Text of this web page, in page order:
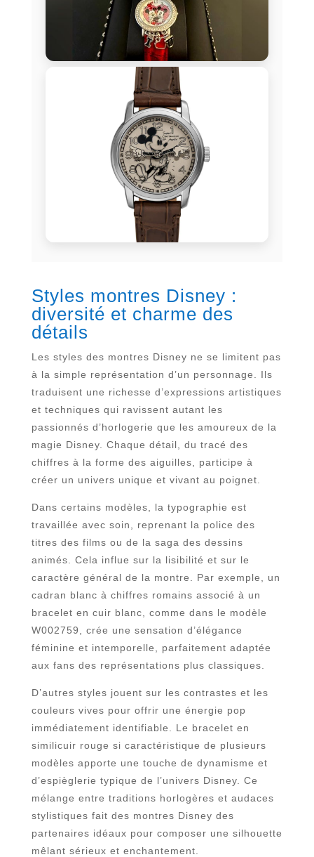
Styles montres Disney :
diversité et charme des
détails
Les styles des montres Disney ne se limitent pas
à la simple représentation d’un personnage. Ils
traduisent une richesse d’expressions artistiques
et techniques qui ravissent autant les
passionnés d’horlogerie que les amoureux de la
magie Disney. Chaque détail, du tracé des
chiffres à la forme des aiguilles, participe à
créer un univers unique et vivant au poignet.
Dans certains modèles, la typographie est
travaillée avec soin, reprenant la police des
titres des films ou de la saga des dessins
animés. Cela influe sur la lisibilité et sur le
caractère général de la montre. Par exemple, un
cadran blanc à chiffres romains associé à un
bracelet en cuir blanc, comme dans le modèle
W002759, crée une sensation d’élégance
féminine et intemporelle, parfaitement adaptée
aux fans des représentations plus classiques.
D’autres styles jouent sur les contrastes et les
couleurs vives pour offrir une énergie pop
immédiatement identifiable. Le bracelet en
similicuir rouge si caractéristique de plusieurs
modèles apporte une touche de dynamisme et
d’espièglerie typique de l’univers Disney. Ce
mélange entre traditions horlogères et audaces
stylistiques fait des montres Disney des
partenaires idéaux pour composer une silhouette
mêlant sérieux et enchantement.